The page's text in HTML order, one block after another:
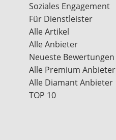
Soziales Engagement
Für Dienstleister
Alle Artikel
Alle Anbieter
Neueste Bewertungen
Alle Premium Anbieter
Alle Diamant Anbieter
TOP 10